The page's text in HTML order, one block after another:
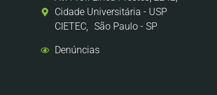
Cidade Universitária - USP
CIETEC, São Paulo - SP
Denúncias